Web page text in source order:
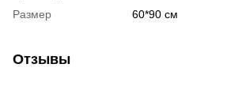
Размер 60*90 см
Отзывы